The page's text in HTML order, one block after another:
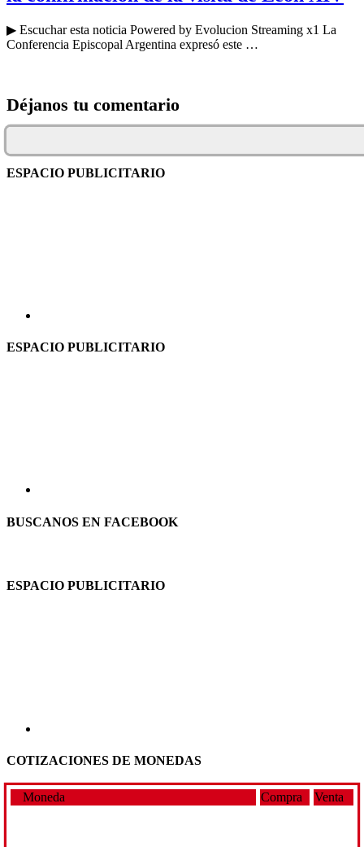
▶ Escuchar esta noticia Powered by Evolucion Streaming x1 La
Conferencia Episcopal Argentina expresó este …
Déjanos tu comentario
ESPACIO PUBLICITARIO
ESPACIO PUBLICITARIO
BUSCANOS EN FACEBOOK
ESPACIO PUBLICITARIO
COTIZACIONES DE MONEDAS
Moneda Compra Venta